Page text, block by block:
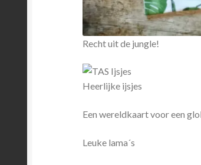
Recht uit de jungle!
Heerlijke ijsjes
Een wereldkaart voor een
Leuke lama´s